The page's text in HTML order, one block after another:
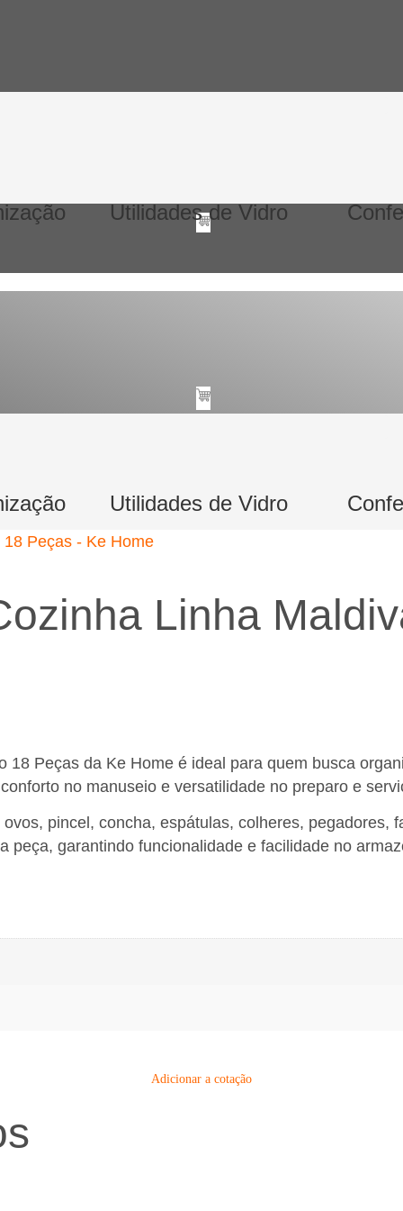
Utilidades de Vidro
Utilidades de Vidro
Linha
18 Peças da Ke Home é ideal para quem busca
no manuseio e versatilidade no preparo e
pincel, concha, espátulas, colheres, pegadores,
peça, garantindo funcionalidade e facilidade no
Adicionar a cotação